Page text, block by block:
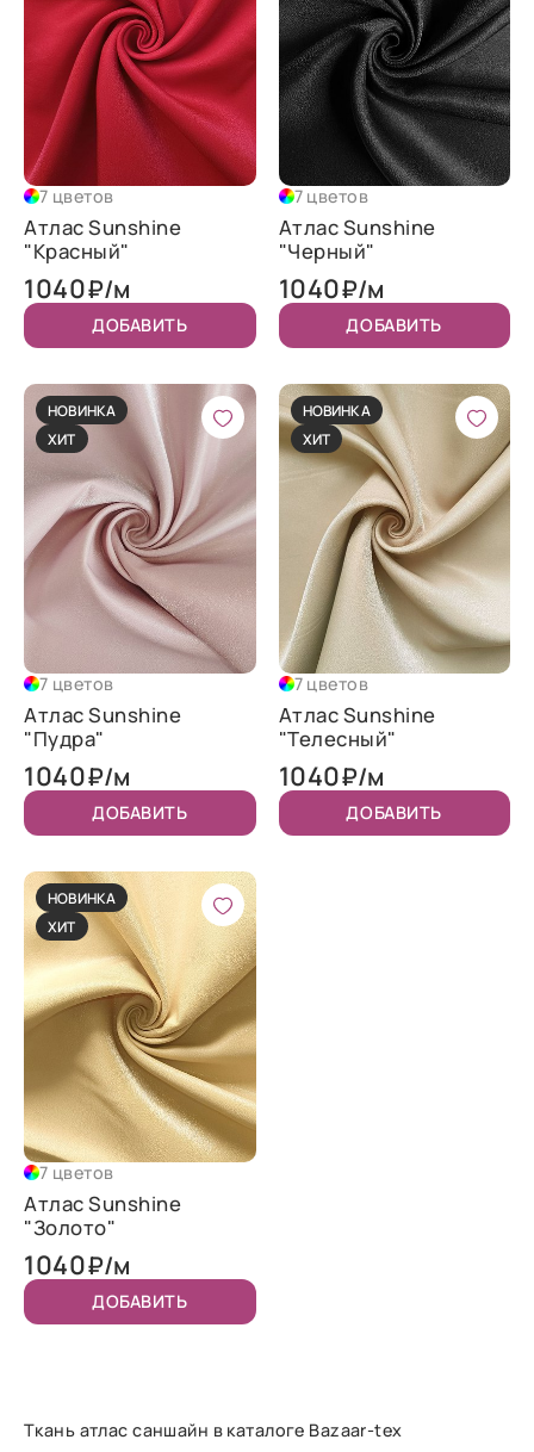
7 цветов
Атлас Sunshine
"Красный"
1040₽/м
ДОБАВИТЬ
7 цветов
Атлас Sunshine
"Черный"
1040₽/м
ДОБАВИТЬ
НОВИНКА
ХИТ
7 цветов
Атлас Sunshine
"Пудра"
1040₽/м
ДОБАВИТЬ
НОВИНКА
ХИТ
7 цветов
Атлас Sunshine
"Телесный"
1040₽/м
ДОБАВИТЬ
НОВИНКА
ХИТ
7 цветов
Атлас Sunshine
"Золото"
1040₽/м
ДОБАВИТЬ
Ткань атлас саншайн в каталоге Bazaar-tex